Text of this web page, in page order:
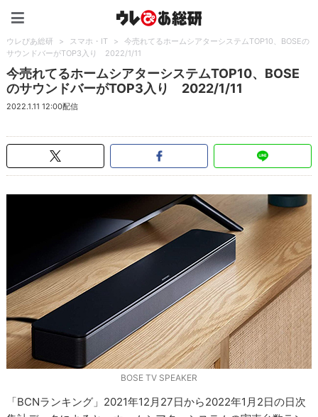
ウレぴあ総研 > スマホ・IT >
今売れてるホームシアターシステムTOP10、BOSEの
サウンドバーがTOP3入り 2022/1/11
今売れてるホームシアターシステムTOP10、BOSE
のサウンドバーがTOP3入り 2022/1/11
2022.1.11 12:00配信
BOSE TV SPEAKER
「BCNランキング」2021年12月27日から2022年1月2日の日次